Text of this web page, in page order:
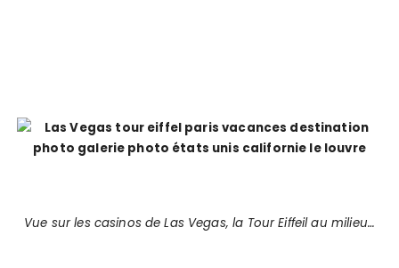
Vue sur les casinos de Las Vegas, la Tour Eiffeil au milieu…